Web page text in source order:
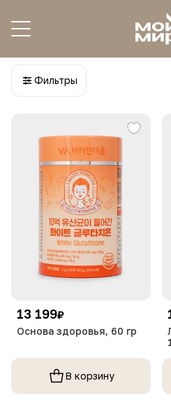
ПД для головного
Фильтры
13 199₽
Основа здоровья, 60 гр
В корзину